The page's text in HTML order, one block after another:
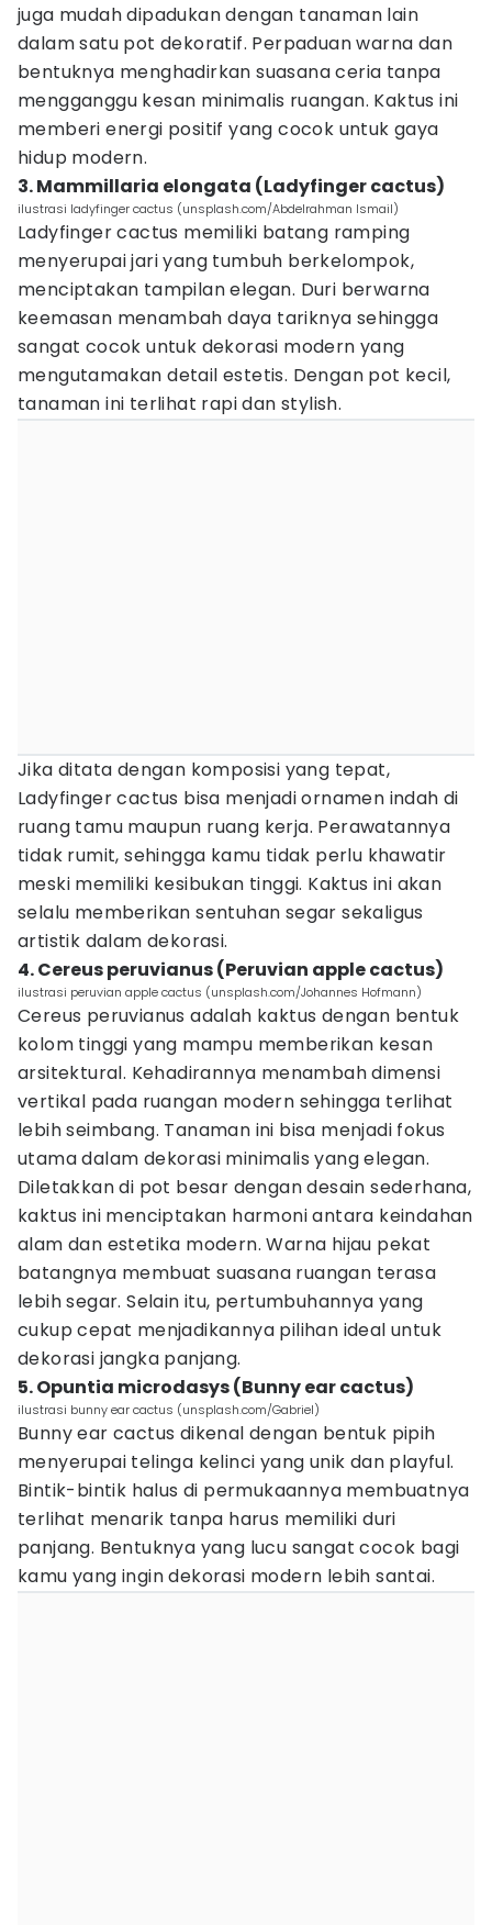
juga mudah dipadukan dengan tanaman lain
dalam satu pot dekoratif. Perpaduan warna dan
bentuknya menghadirkan suasana ceria tanpa
mengganggu kesan minimalis ruangan. Kaktus ini
memberi energi positif yang cocok untuk gaya
hidup modern.
3. Mammillaria elongata (Ladyfinger cactus)
ilustrasi ladyfinger cactus (unsplash.com/Abdelrahman Ismail)
Ladyfinger cactus memiliki batang ramping
menyerupai jari yang tumbuh berkelompok,
menciptakan tampilan elegan. Duri berwarna
keemasan menambah daya tariknya sehingga
sangat cocok untuk dekorasi modern yang
mengutamakan detail estetis. Dengan pot kecil,
tanaman ini terlihat rapi dan stylish.
Jika ditata dengan komposisi yang tepat,
Ladyfinger cactus bisa menjadi ornamen indah di
ruang tamu maupun ruang kerja. Perawatannya
tidak rumit, sehingga kamu tidak perlu khawatir
meski memiliki kesibukan tinggi. Kaktus ini akan
selalu memberikan sentuhan segar sekaligus
artistik dalam dekorasi.
4. Cereus peruvianus (Peruvian apple cactus)
ilustrasi peruvian apple cactus (unsplash.com/Johannes Hofmann)
Cereus peruvianus adalah kaktus dengan bentuk
kolom tinggi yang mampu memberikan kesan
arsitektural. Kehadirannya menambah dimensi
vertikal pada ruangan modern sehingga terlihat
lebih seimbang. Tanaman ini bisa menjadi fokus
utama dalam dekorasi minimalis yang elegan.
Diletakkan di pot besar dengan desain sederhana,
kaktus ini menciptakan harmoni antara keindahan
alam dan estetika modern. Warna hijau pekat
batangnya membuat suasana ruangan terasa
lebih segar. Selain itu, pertumbuhannya yang
cukup cepat menjadikannya pilihan ideal untuk
dekorasi jangka panjang.
5. Opuntia microdasys (Bunny ear cactus)
ilustrasi bunny ear cactus (unsplash.com/Gabriel)
Bunny ear cactus dikenal dengan bentuk pipih
menyerupai telinga kelinci yang unik dan playful.
Bintik-bintik halus di permukaannya membuatnya
terlihat menarik tanpa harus memiliki duri
panjang. Bentuknya yang lucu sangat cocok bagi
kamu yang ingin dekorasi modern lebih santai.